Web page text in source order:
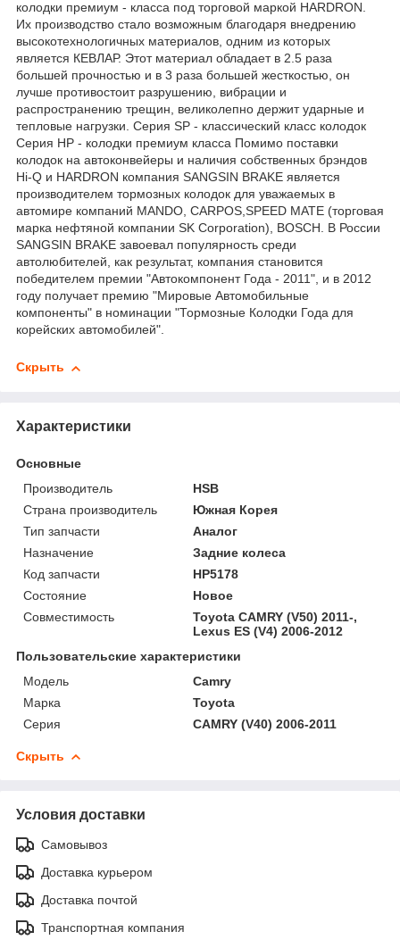
колодки премиум - класса под торговой маркой HАRDRON.
Их производство стало возможным благодаря внедрению
высокотехнологичных материалов, одним из которых
является КЕВЛАР. Этот материал обладает в 2.5 раза
большей прочностью и в 3 раза большей жесткостью, он
лучше противостоит разрушению, вибрации и
распространению трещин, великолепно держит ударные и
тепловые нагрузки. Серия SP - классический класс колодок
Серия HP - колодки премиум класса Помимо поставки
колодок на автоконвейеры и наличия собственных брэндов
Hi-Q и HARDRON компания SANGSIN BRAKE является
производителем тормозных колодок для уважаемых в
автомире компаний MANDO, CARPOS,SPEED MATE (торговая
марка нефтяной компании SK Corporation), BOSCH. В России
SANGSIN BRAKE завоевал популярность среди
автолюбителей, как результат, компания становится
победителем премии "Автокомпонент Года - 2011", и в 2012
году получает премию "Мировые Автомобильные
компоненты" в номинации "Тормозные Колодки Года для
корейских автомобилей".
Скрыть
Характеристики
Основные
Производитель
HSB
Страна производитель
Южная Корея
Тип запчасти
Аналог
Назначение
Задние колеса
Код запчасти
HP5178
Состояние
Новое
Совместимость
Toyota CAMRY (V50) 2011-,
Lexus ES (V4) 2006-2012
Пользовательские характеристики
Модель
Camry
Марка
Toyota
Серия
CAMRY (V40) 2006-2011
Скрыть
Условия доставки
Самовывоз
Доставка курьером
Доставка почтой
Транспортная компания